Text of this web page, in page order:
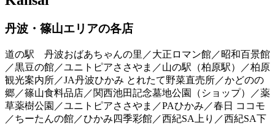
丹波・篠山エリアの各店
道の駅 丹波おばあちゃんの里／大正ロマン館／昭和百景館
／黒豆の館／ユニトピアささやま／山の駅（柏原駅）／柏原
観光案内所／JA丹波ひかみ とれたて野菜直売所／かどのの
郷／篠山食料品店／関西池田記念墓地公園（ショップ）／薬
草薬樹公園／ユニトピアささやま／PAひかみ／春日 ココモ
／ちーたんの館／ひかみ四季彩館／西紀SA上り／西紀SA下